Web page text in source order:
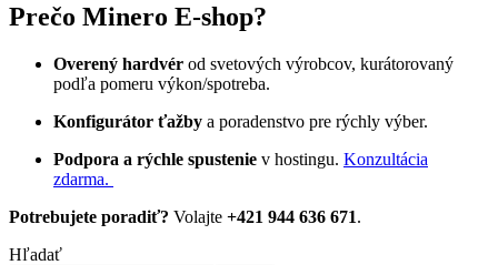
Prečo Minero E-shop?
Overený hardvér od svetových výrobcov, kurátorovaný
podľa pomeru výkon/spotreba.
Konfigurátor ťažby a poradenstvo pre rýchly výber.
Podpora a rýchle spustenie v hostingu. Konzultácia
zdarma.
Potrebujete poradiť? Volajte +421 944 636 671.
Hľadať